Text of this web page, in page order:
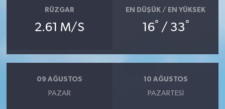
RÜZGAR
2.61 M/S
EN DÜŞÜK / EN YÜKSEK
16° / 33°
09 AĞUSTOS
PAZAR
10 AĞUSTOS
PAZARTESI